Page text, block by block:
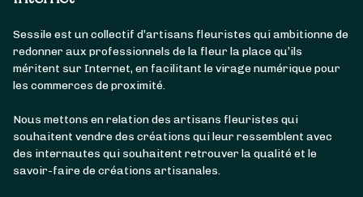
Sessile est un collectif d’artisans fleuristes qui ambitionne de
redonner aux professionnels de la fleur la place qu’ils
méritent sur Internet, en facilitant le virage numérique pour
les commerces de proximité.
Nous mettons en relation des artisans fleuristes qui
souhaitent vendre des créations qui leur ressemblent avec
des internautes qui souhaitent retrouver la qualité et le
savoir-faire de créations artisanales.